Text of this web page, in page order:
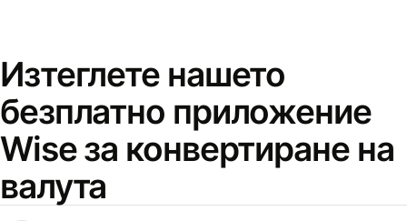
Изтеглете нашето
безплатно приложение
Wise за конвертиране на
валута